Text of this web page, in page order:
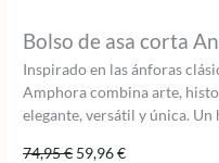
Bolso de asa corta
Inspirado en las ánforas
Amphora combina arte,
elegante, versátil y única.
74,95€ El
59,96€El